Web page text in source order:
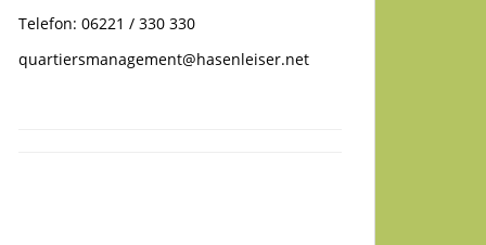
Telefon: 06221 / 330 330
quartiersmanagement@hasenleiser.net